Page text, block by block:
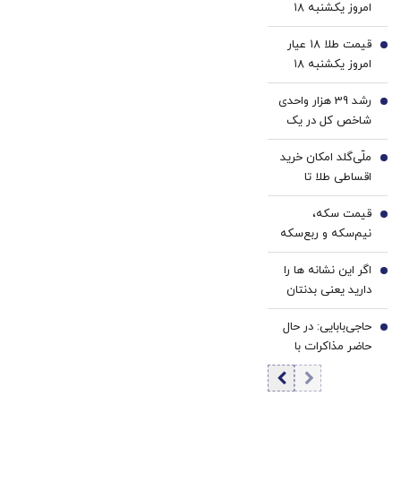
نقاهت
✨
کننده
خانگی
امروز یکشنبه ۱۸
مرداد ۱۴۰۵/کاهش
قیمت طلا و سکه
قیمت طلا ۱۸ عیار
امروز یکشنبه ۱۸
مرداد ۱۴۰۵/کاهش
قیمت طلا
2
رشد 39 هزار واحدی
شاخص کل در یک
روز پرعرضه | ارزش
معاملات بورس
همت پول حقیقی
زنگ خطر شد
3
ملّی‌گلد امکان خرید
اقساطی طلا تا
سقف یک میلیارد
تومان را فراهم کرد
4
قیمت سکه،
نیم‌سکه و ربع‌سکه
امروز یکشنبه ۱۸
مرداد ۱۴۰۵/ کاهش
قیمت سکه
5
اگر این نشانه ها را
دارید یعنی بدنتان
سریع‌تر از سنتان
پیر می‌شود
6
حاجی‌بابایی: در حال
حاضر مذاکرات با
آمریکا وجود ندارد/
هر کشوری به
7